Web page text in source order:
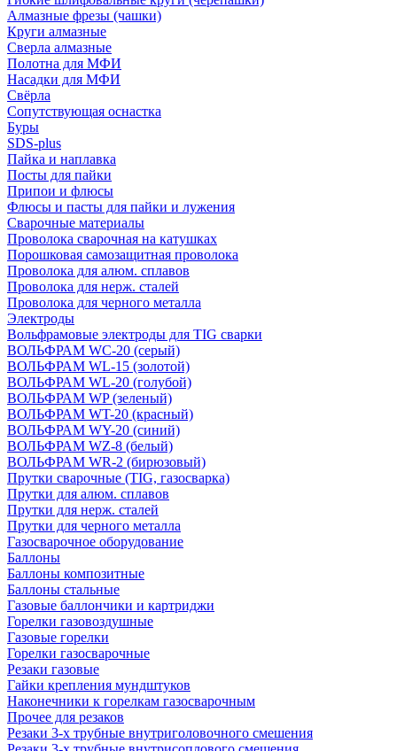
Алмазные фрезы (чашки)
Круги алмазные
Сверла алмазные
Полотна для МФИ
Насадки для МФИ
Свёрла
Сопутствующая оснастка
Буры
SDS-plus
Пайка и наплавка
Посты для пайки
Припои и флюсы
Флюсы и пасты для пайки и лужения
Сварочные материалы
Проволока сварочная на катушках
Порошковая самозащитная проволока
Проволока для алюм. сплавов
Проволока для нерж. сталей
Проволока для черного металла
Электроды
Вольфрамовые электроды для TIG сварки
ВОЛЬФРАМ WC-20 (серый)
ВОЛЬФРАМ WL-15 (золотой)
ВОЛЬФРАМ WL-20 (голубой)
ВОЛЬФРАМ WP (зеленый)
ВОЛЬФРАМ WT-20 (красный)
ВОЛЬФРАМ WY-20 (синий)
ВОЛЬФРАМ WZ-8 (белый)
ВОЛЬФРАМ WR-2 (бирюзовый)
Прутки сварочные (TIG, газосварка)
Прутки для алюм. сплавов
Прутки для нерж. сталей
Прутки для черного металла
Газосварочное оборудование
Баллоны
Баллоны композитные
Баллоны стальные
Газовые баллончики и картриджи
Горелки газовоздушные
Газовые горелки
Горелки газосварочные
Резаки газовые
Гайки крепления мундштуков
Наконечники к горелкам газосварочным
Прочее для резаков
Резаки 3-х трубные внутриголовочного смешения